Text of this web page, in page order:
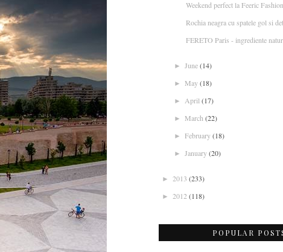
Weekend perfect la Feeric
Rochia neagra cu spatele gol si
FERETO Paris - ingrediente
► June(14)
► May(18)
► April (17)
► March (22)
► February(18)
► January(20)
► 2013 (233)
► 2012 (118)
POPULAR